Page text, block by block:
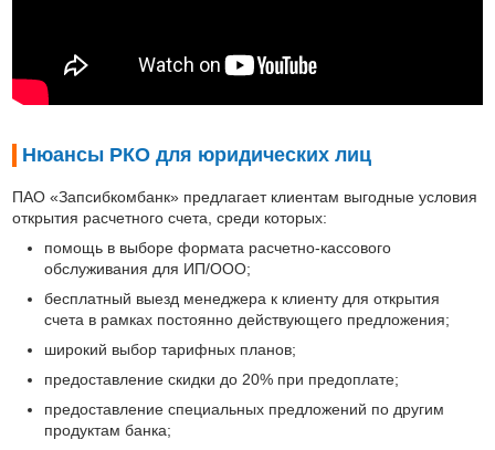
Нюансы РКО для юридических лиц
ПАО «Запсибкомбанк» предлагает клиентам выгодные условия
открытия расчетного счета, среди которых:
помощь в выборе формата расчетно-кассового
обслуживания для ИП/ООО;
бесплатный выезд менеджера к клиенту для открытия
счета в рамках постоянно действующего предложения;
широкий выбор тарифных планов;
предоставление скидки до 20% при предоплате;
предоставление специальных предложений по другим
продуктам банка;